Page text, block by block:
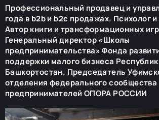
Профессиональный продавец и
года в b2b и b2c продажах. Психолог
Автор книги и трансформационных
Генеральный директор «Школы
предпринимательства» Фонда
поддержки малого бизнеса
Башкортостан. Председатель
отделения федерального сообщества
предпринимателей ОПОРА РОССИИ